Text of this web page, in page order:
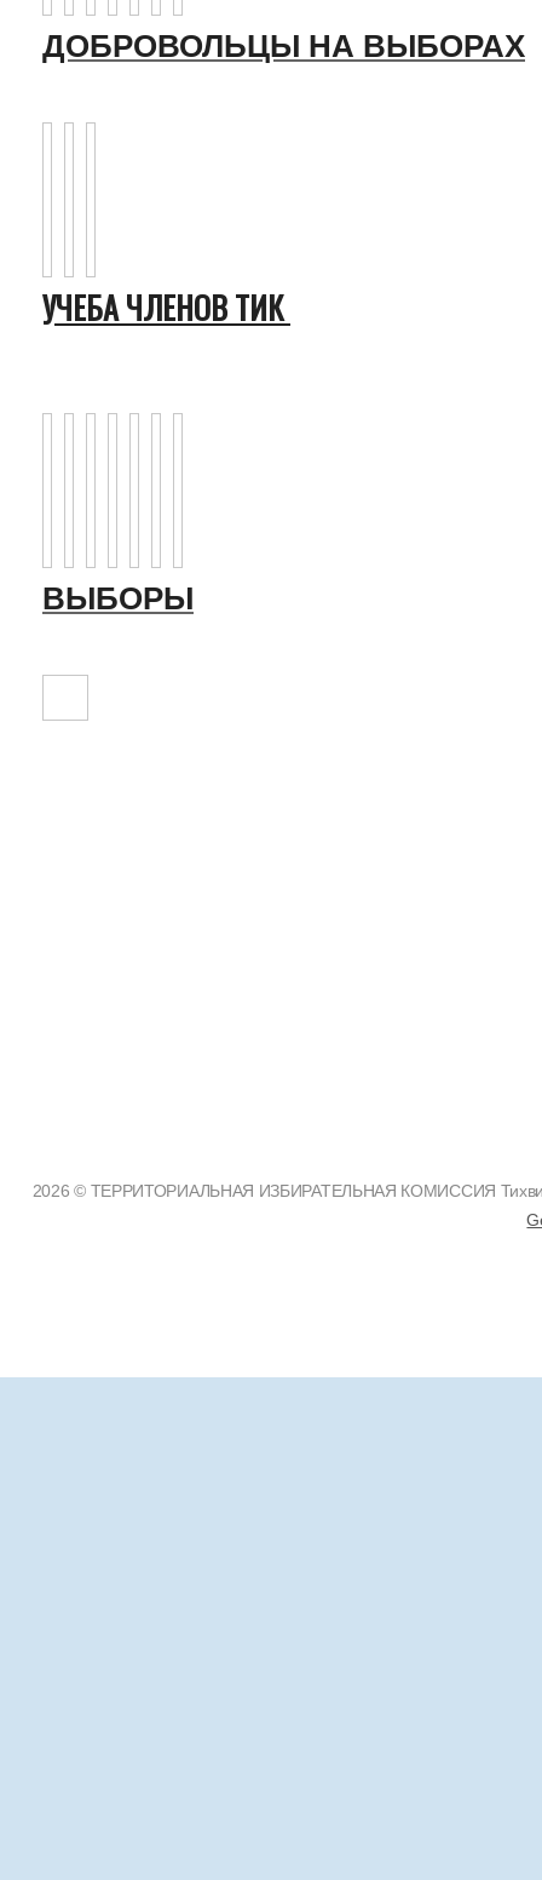
ДОБРОВОЛЬЦЫ НА ВЫБОРАХ
УЧЕБА ЧЛЕНОВ ТИК
ВЫБОРЫ
2026 © ТЕРРИТОРИАЛЬНАЯ ИЗБИРАТЕЛЬНАЯ КОМИССИЯ